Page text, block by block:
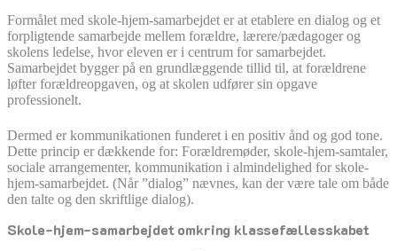
Formålet med skole-hjem-samarbejdet er at etablere en dialog og et
forpligtende samarbejde mellem forældre, lærere/pædagoger og
skolens ledelse, hvor eleven er i centrum for samarbejdet.
Samarbejdet bygger på en grundlæggende tillid til, at forældrene
løfter forældreopgaven, og at skolen udfører sin opgave
professionelt.
Dermed er kommunikationen funderet i en positiv ånd og god tone.
Dette princip er dækkende for: Forældremøder, skole-hjem-samtaler,
sociale arrangementer, kommunikation i almindelighed for skole-
hjem-samarbejdet. (Når ”dialog” nævnes, kan der være tale om både
den talte og den skriftlige dialog).
Skole-hjem-samarbejdet omkring klassefællesskabet